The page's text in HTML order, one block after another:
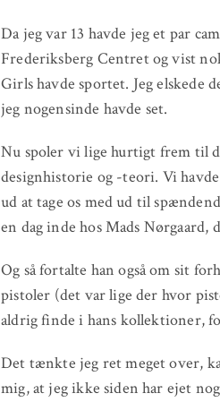
Da jeg var 13 havde jeg et par
Frederiksberg Centret og vist
Girls havde sportet. Jeg elskede
jeg nogensinde havde set.
Nu spoler vi lige hurtigt frem til
designhistorie og -teori. Vi
ud at tage os med ud til
en dag inde hos Mads
Og så fortalte han også om sit
pistoler (det var lige der hvor
aldrig finde i hans kollektioner,
Det tænkte jeg ret meget over,
mig, at jeg ikke siden har ejet